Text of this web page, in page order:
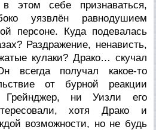
этом себе признаваться,
уязвлён равнодушием
персоне. Куда подевалась
Раздражение, ненависть,
кулаки? Драко… скучал
всегда получал какое-то
от бурной реакции
ни Уизли его
хотя Драко и
возможности, но не будь